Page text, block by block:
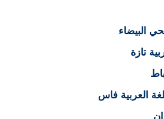
البيضاء
تازة
العربية فاس